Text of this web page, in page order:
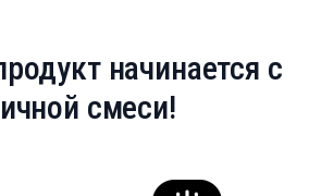
начинается с
смеси!